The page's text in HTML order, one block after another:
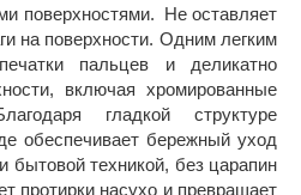
поверхностями. Не оставляет
на поверхности. Одним легким
пальцев и деликатно
включая хромированные
гладкой структуре
обеспечивает бережный уход
бытовой техникой, без царапин
протирки насухо и превращает